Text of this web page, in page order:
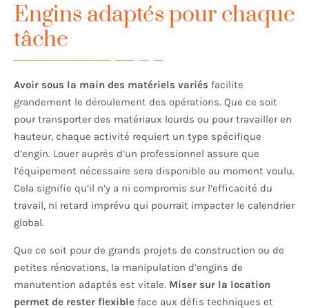
Engins adaptés pour chaque
tâche
Avoir sous la main des matériels variés facilite
grandement le déroulement des opérations. Que ce soit
pour transporter des matériaux lourds ou pour travailler en
hauteur, chaque activité requiert un type spécifique
d’engin. Louer auprès d’un professionnel assure que
l’équipement nécessaire sera disponible au moment voulu.
Cela signifie qu’il n’y a ni compromis sur l’efficacité du
travail, ni retard imprévu qui pourrait impacter le calendrier
global.
Que ce soit pour de grands projets de construction ou de
petites rénovations, la manipulation d’engins de
manutention adaptés est vitale. Miser sur la location
permet de rester flexible face aux défis techniques et